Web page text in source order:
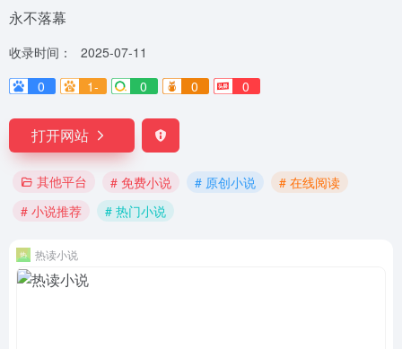
永不落幕
收录时间：
2025-07-11
0
1- 0 0 0
打开网站
其他平台 # 免费小说 # 原创小说
# 在线阅读
# 小说推荐
# 热门小说
热读小说